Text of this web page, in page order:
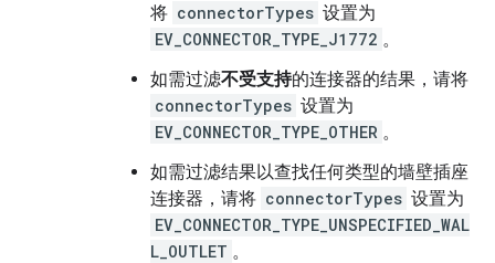
将 connectorTypes 设置为
EV_CONNECTOR_TYPE_J1772 。
如需过滤不受支持的连接器的结果，请将
connectorTypes 设置为
EV_CONNECTOR_TYPE_OTHER 。
如需过滤结果以查找任何类型的墙壁插座
连接器，请将 connectorTypes 设置为
EV_CONNECTOR_TYPE_UNSPECIFIED_WAL
L_OUTLET 。